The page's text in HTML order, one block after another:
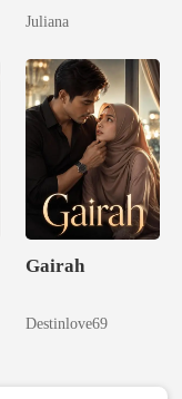
Kenikmatan
Juliana
Gairah
Destinlove69